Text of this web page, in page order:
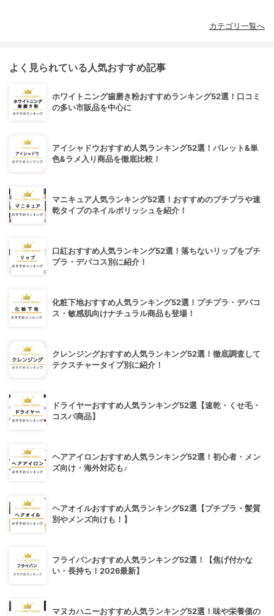
カテゴリ一覧へ
よく見られている人気おすすめ記事
ホワイトニング歯磨き粉おすすめランキング52選！口コミ
の多い市販品を中心に
アイシャドウおすすめ人気ランキング52選！パレット&単
色&ラメ入り商品を徹底比較！
マニキュア人気ランキング52選！おすすめのプチプラや速
乾タイプのネイルポリッシュを紹介！
口紅おすすめ人気ランキング52選！落ちないリップをプチ
プラ・デパコス別に紹介！
化粧下地おすすめ人気ランキング52選！プチプラ・デパコ
ス・敏感肌向けナチュラル商品も登場！
クレンジングおすすめ人気ランキング52選！徹底調査して
テクスチャータイプ別に紹介！
ドライヤーおすすめ人気ランキング52選【速乾・くせ毛・
コスパ商品】
ヘアアイロンおすすめ人気ランキング52選！初心者・メン
ズ向け・海外対応も♪
ヘアオイルおすすめ人気ランキング52選【プチプラ・髪質
別やメンズ向けも！】
フライパンおすすめ人気ランキング52選！【焦げ付かな
い・長持ち！2026最新】
マヌカハニーおすすめ人気ランキング52選！味や栄養価の